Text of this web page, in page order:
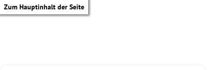
Zum Hauptinhalt der Seite